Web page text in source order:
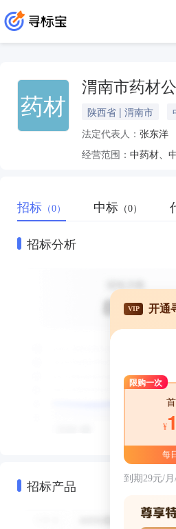
药材
渭南市药材
陕西省 | 渭南市
法定代表人： 张东洋
经营范围：
招标 （0） 中标 （0）
招标分析
招标产品
VIP 开通
限购一次
¥
每
到期29元/